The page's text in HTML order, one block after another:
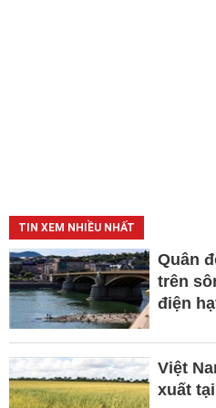
TIN XEM NHIỀU NHẤT
Quân
trên
điện
Việt
xuất